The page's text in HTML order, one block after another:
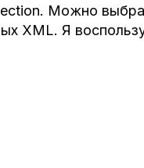
Можно
XML. Я